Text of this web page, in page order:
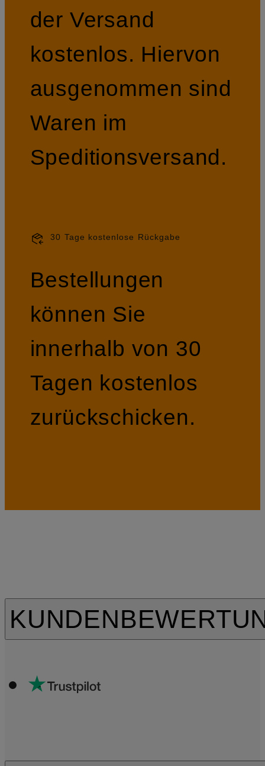
der Versand
kostenlos. Hiervon
ausgenommen sind
Waren im
Speditionsversand.
30 Tage kostenlose Rückgabe
Bestellungen
können Sie
innerhalb von 30
Tagen kostenlos
zurückschicken.